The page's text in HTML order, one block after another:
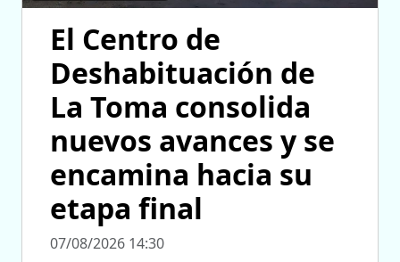
El Centro de
Deshabituación de
La Toma consolida
nuevos avances y se
encamina hacia su
etapa final
07/08/2026 14:30